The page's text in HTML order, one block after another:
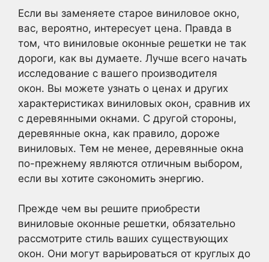
Если вы заменяете старое виниловое окно,
вас, вероятно, интересует цена. Правда в
том, что виниловые оконные решетки не так
дороги, как вы думаете. Лучше всего начать
исследование с вашего производителя
окон. Вы можете узнать о ценах и других
характеристиках виниловых окон, сравнив их
с деревянными окнами. С другой стороны,
деревянные окна, как правило, дороже
виниловых. Тем не менее, деревянные окна
по-прежнему являются отличным выбором,
если вы хотите сэкономить энергию.
Прежде чем вы решите приобрести
виниловые оконные решетки, обязательно
рассмотрите стиль ваших существующих
окон. Они могут варьироваться от круглых до